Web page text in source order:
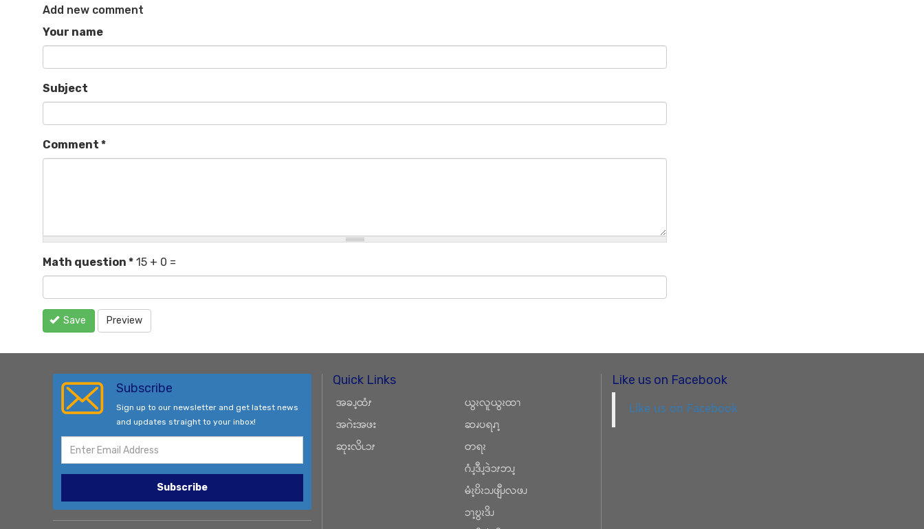
Add new comment
Your name
Subject
Comment *
Math question * 15 + 0 =
Save Preview
Subscribe
Sign up to our newsletter and get latest news
and updates straight to your inbox!
Subscribe
Quick Links
အခၪ့ထံၭ
အဂဲးအဖး
ဆုးလိၬၥၭ
ယွၩလူယွၩထၫ
ဆၧပရၧၫ့
တရၩ
ဂံၪ့ဒီၪ့ဒဲၥၭဘၪ့
မံၩ့ဎိၩၥၪဖျီၪလဖၪ
ၥၫ့ဎွၩဒိၪ
Like us on Facebook
Like us on Facebook